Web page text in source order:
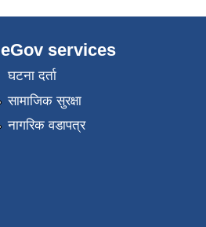
eGov services
घटना दर्ता
सामाजिक सुरक्षा
नागरिक वडापत्र